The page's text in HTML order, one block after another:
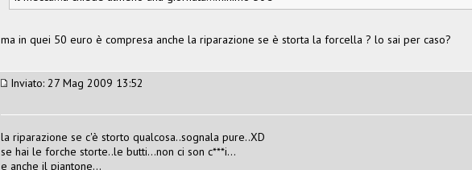
ma in quei 50 euro è compresa anche la riparazione se è storta la forcella ? lo sai per caso?
Inviato: 27 Mag 2009 13:52
la riparazione se c'è storto qualcosa..sognala pure..XD
se hai le forche storte..le butti...non ci son c***i...
e anche il piantone...